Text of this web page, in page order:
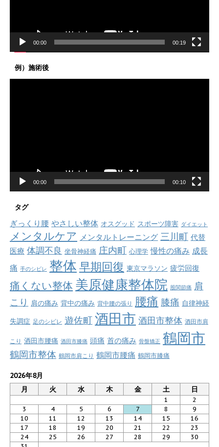
00:00 00:19
例）施術後
00:00 00:10
タグ
ぎっくり腰 やさしい整体 オスグッド スポーツ障害 ダイエット
メンタルケア メンタルトレーニング 三川町 代替
医療 体調不良 坐骨神経痛 庄内町 心理学 慢性の痛み 成長
痛 手のシビレ 整体 早期回復 東京マラソン 疲労回復
痛くない整体 美原健康整体院 股関節痛 肩
こり 肩の痛み 背中の痛み 背中腰の張り 腰痛 膝痛 自律神経
失調症 足のシビレ 遊佐町 酒田市 酒田市整体 酒田市肩
こり 酒田市腰痛 酒田市膝痛 頭痛 首の痛み 骨盤矯正 鶴岡市
鶴岡市整体 鶴岡市肩こり 鶴岡市腰痛 鶴岡市膝痛
2026年8月
月
火 水 木 金 土 日
1
2
3
4 5 6 7 8
9
10
11 12 13 14 15
16
17
18 19 20 21 22
23
24
25 26 27 28 29
30